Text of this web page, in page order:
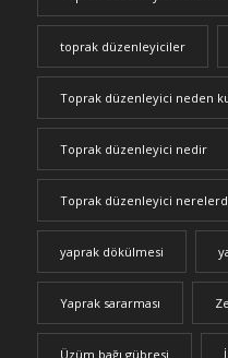
toprak düzenleyiciler
Toprak düzenleyici neden
Toprak düzenleyici nedir
Toprak düzenleyici
yaprak dökülmesi
Yaprak sararması
Üzüm bağı gübresi